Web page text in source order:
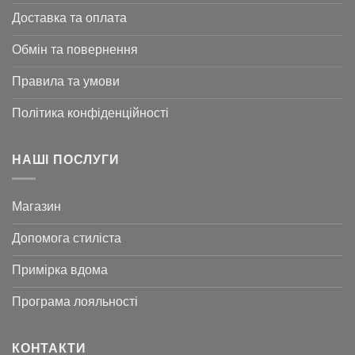
Доставка та оплата
Обмін та повернення
Правила та умови
Політика конфіденційності
НАШІ ПОСЛУГИ
Магазин
Допомога стиліста
Примірка вдома
Програма лояльності
КОНТАКТИ